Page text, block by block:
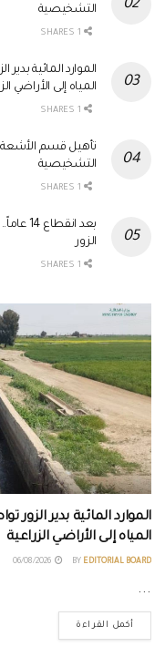
التشخيصية
الموارد المائية
المياه إلى الأراضي
تأهيل قسم الأشعة
التشخيصية
بعد
الزور
الموارد المائية بدير
المياه إلى الأراضي الزراعية
BY EDITORIAL BOARD
...
أكمل القراءة